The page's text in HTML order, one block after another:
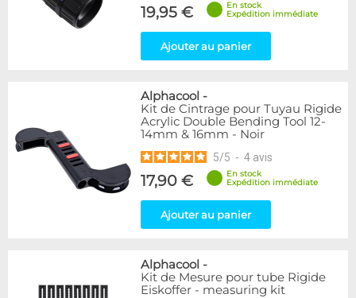
19,95 €
En stock
Expédition immédiate
Ajouter au panier
Alphacool -
Kit de Cintrage pour Tuyau Rigide
Acrylic Double Bending Tool 12-
14mm & 16mm - Noir
5/5 - 4 avis
17,90 €
En stock
Expédition immédiate
Ajouter au panier
Alphacool -
Kit de Mesure pour tube Rigide
Eiskoffer - measuring kit